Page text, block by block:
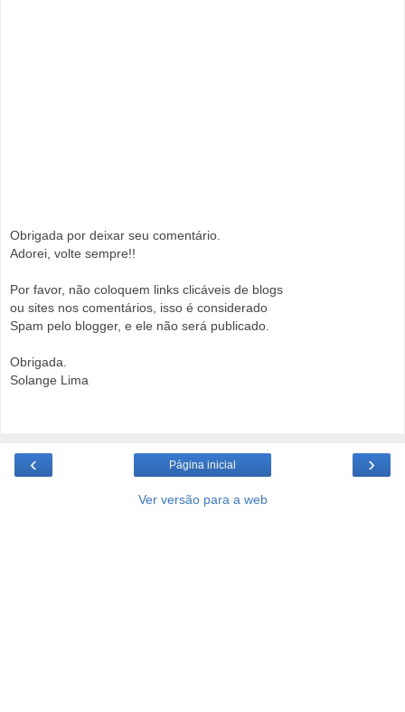
Obrigada por deixar seu comentário.
Adorei, volte sempre!!
Por favor, não coloquem links clicáveis de blogs
ou sites nos comentários, isso é considerado
Spam pelo blogger, e ele não será publicado.
Obrigada.
Solange Lima
‹ ›
Página inicial
Ver versão para a web